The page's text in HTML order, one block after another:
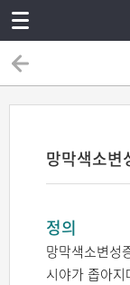
망막색소
정의
망막색소변성
시야가 좁아